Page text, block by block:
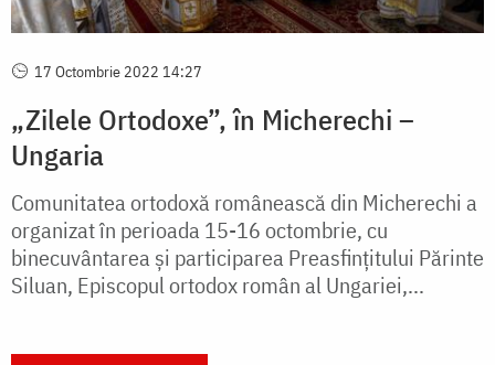
17 Octombrie 2022 14:27
„Zilele Ortodoxe”, în Micherechi –
Ungaria
Comunitatea ortodoxă românească din Micherechi a
organizat în perioada 15-16 octombrie, cu
binecuvântarea și participarea Preasfințitului Părinte
Siluan, Episcopul ortodox român al Ungariei,...